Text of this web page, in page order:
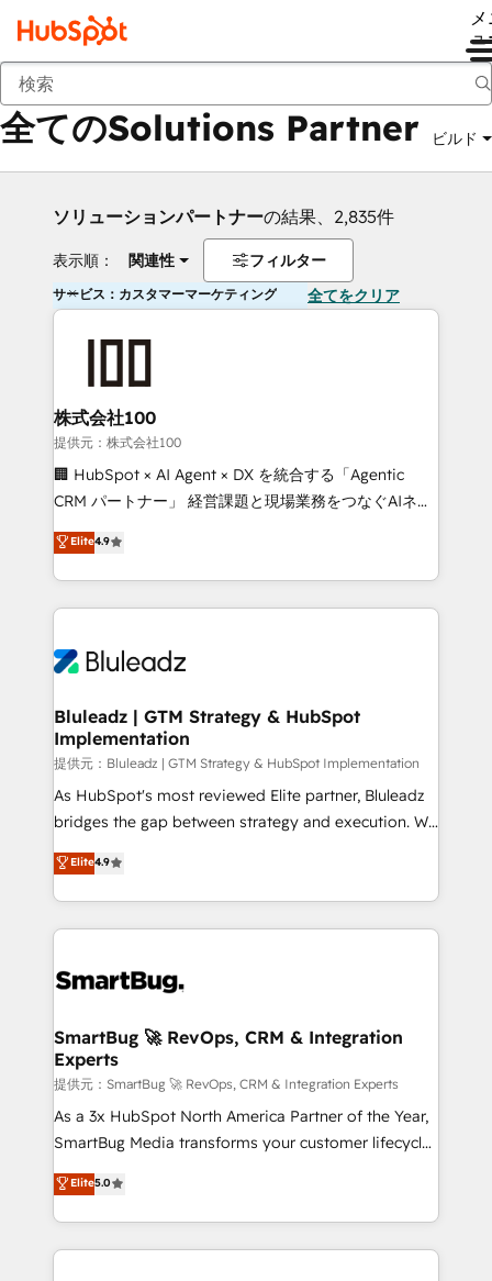
ュ
戻る
全てのSolutions Partner ビルド
ソリューションパートナーの結果、2,835件
表示順： 関連性 フィルター
サービス：カスタマーマーケティング 全てをクリア
株式会社100
提供元：株式会社100
🏢 HubSpot × AI Agent × DX を統合する「Agentic
CRM パートナー」 経営課題と現場業務をつなぐAIネイ
ティブ・エージェンシーとして、HubSpot Eliteの実装
力で顧客フロント業務を再設計します。 💡 100inc は何
をする会社か？ HubSpotを共通基盤に、AIエージェン
トを組み込んだ顧客フロント業務（マーケティング・営
ィブ・エージェンシーです。事業部・グループ会社・部
を、CRMを軸とした全社共通基盤に再構築します。意
思決定者・PMO・現場担当者に並走します。 1️⃣
HubSpot導入・活用支援 顧客データの一元化から、
GTMの見える化・自動化まで。全Hub統合運用、デー
タ品質設計、グループ横断のCRM統合に対応します。
の一部をAIが自律実行する組織への移行を設計・実装。
Breeze・Claude等をHubSpotと連携させ、役割定義・
革を、構想から実装・定着までPMOとして主導。「設
の統合・浸透・変革管理を実行します。 ▸ CMS戦略設
計・構築：リード獲得・CVR・SEOを前提にした情報設
計・導線設計・テンプレート設計をContent Hubで一体
提供。 ▸ 既存CRM・MAからの移行支援：Salesforce・
Marketo・Pardot等からの移行、カスタム設計、履歴
Perplexity等のAI検索からの流入・引用を前提にコンテ
ンツとサイト構造を最適化。 🏆 なぜ100incを選ぶの
Elite4.9
Bluleadz | GTM Strategy & HubSpot
Implementation
提供元：Bluleadz | GTM Strategy & HubSpot Implementation
As HubSpot's most reviewed Elite partner, Bluleadz
bridges the gap between strategy and execution. We
don't just "set up tools" — we install the GTM
Operating System (GTM OS) to align your leadership
and engineer a portal that drives predictable
revenue velocity. 🚀 GTM Strategy & Alignment
stalling growth. Fix your ICP, Math, and Story to stop
Scalable Architecture: Zero-technical-debt setup
across all Hubs, validated by our 7 HubSpot
Accreditations. AI-Powered RevOps: Breeze AI,
custom AI agents, and high-integrity migrations for
total reporting clarity. Security & Compliance: SOC 2
security. 🏆 Why Bluleadz? GTM OS Partner | 16+
Years Experience | 1,000+ Five-Star Reviews
Elite4.9
SmartBug 🚀 RevOps, CRM & Integration
Experts
提供元：SmartBug 🚀 RevOps, CRM & Integration Experts
As a 3x HubSpot North America Partner of the Year,
SmartBug Media transforms your customer lifecycle
into a revenue engine. Our unified ecosystem
includes specialized divisions Globalia (AI &
Software) and Point Success Media (Paid Media),
making this the official home for all three brands. 🔄
Elite5.0